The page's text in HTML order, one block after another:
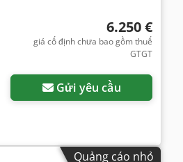
6.250 €
giá cố định chưa bao gồm thuế
GTGT
Gửi yêu cầu
Quảng cáo nhỏ